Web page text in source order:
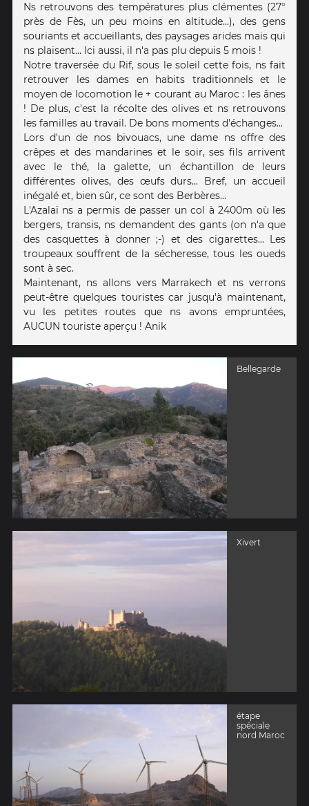
Ns retrouvons des températures plus clémentes (27°
près de Fès, un peu moins en altitude...), des gens
souriants et accueillants, des paysages arides mais qui
ns plaisent... Ici aussi, il n'a pas plu depuis 5 mois !
Notre traversée du Rif, sous le soleil cette fois, ns fait
retrouver les dames en habits traditionnels et le
moyen de locomotion le + courant au Maroc : les ânes
! De plus, c'est la récolte des olives et ns retrouvons
les familles au travail. De bons moments d'échanges...
Lors d'un de nos bivouacs, une dame ns offre des
crêpes et des mandarines et le soir, ses fils arrivent
avec le thé, la galette, un échantillon de leurs
différentes olives, des œufs durs... Bref, un accueil
inégalé et, bien sûr, ce sont des Berbères...
L'Azalaï ns a permis de passer un col à 2400m où les
bergers, transis, ns demandent des gants (on n'a que
des casquettes à donner ;-) et des cigarettes... Les
troupeaux souffrent de la sécheresse, tous les oueds
sont à sec.
Maintenant, ns allons vers Marrakech et ns verrons
peut-être quelques touristes car jusqu'à maintenant,
vu les petites routes que ns avons empruntées,
AUCUN touriste aperçu ! Anik
Bellegarde
Xivert
étape
spéciale
nord Maroc